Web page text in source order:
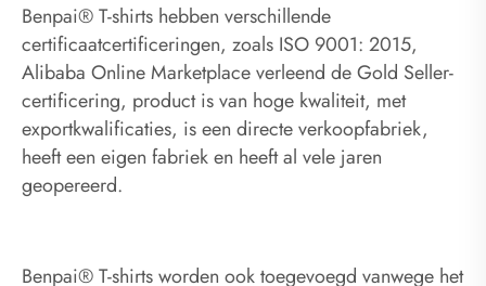
Benpai® T-shirts hebben verschillende
certificaatcertificeringen, zoals ISO 9001: 2015,
Alibaba Online Marketplace verleend de Gold Seller-
certificering, product is van hoge kwaliteit, met
exportkwalificaties, is een directe verkoopfabriek,
heeft een eigen fabriek en heeft al vele jaren
geopereerd.
Benpai® T-shirts worden ook toegevoegd vanwege het